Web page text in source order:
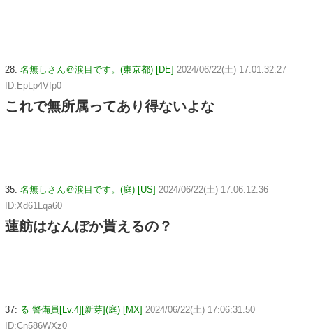
28: 名無しさん＠涙目です。(東京都) [DE] 2024/06/22(土) 17:01:32.27
ID:EpLp4Vfp0
これで無所属ってあり得ないよな
35: 名無しさん＠涙目です。(庭) [US] 2024/06/22(土) 17:06:12.36
ID:Xd61Lqa60
蓮舫はなんぼか貰えるの？
37: る 警備員[Lv.4][新芽](庭) [MX] 2024/06/22(土) 17:06:31.50
ID:Cn586WXz0